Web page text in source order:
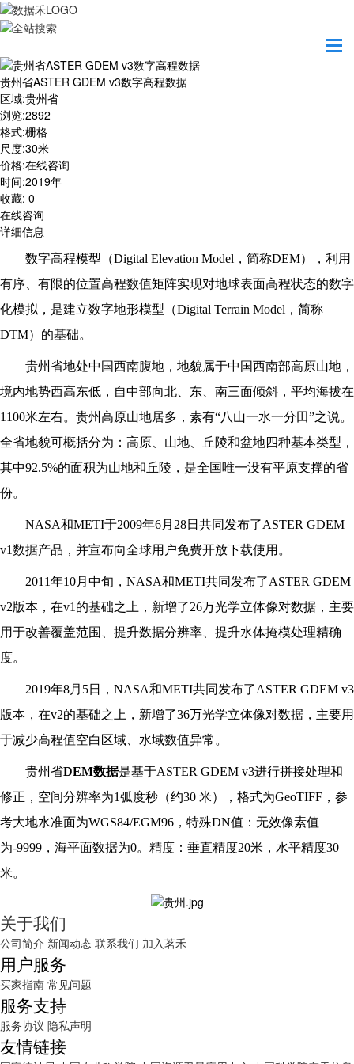
贵州省ASTER GDEM v3数字高程数据
区域:贵州省
浏览:2892
格式:栅格
尺度:30米
价格:在线咨询
时间:2019年
收藏: 0
在线咨询
详细信息
数字高程模型（Digital Elevation Model，简称DEM），利用
有序、有限的位置高程数值矩阵实现对地球表面高程状态的数字
化模拟，是建立数字地形模型（Digital Terrain Model，简称
DTM）的基础。
贵州省地处中国西南腹地，地貌属于中国西南部高原山地，
境内地势西高东低，自中部向北、东、南三面倾斜，平均海拔在
1100米左右。贵州高原山地居多，素有“八山一水一分田”之说。
全省地貌可概括分为：高原、山地、丘陵和盆地四种基本类型，
其中92.5%的面积为山地和丘陵，是全国唯一没有平原支撑的省
份。
NASA和METI于2009年6月28日共同发布了ASTER GDEM
v1数据产品，并宣布向全球用户免费开放下载使用。
2011年10月中旬，NASA和METI共同发布了ASTER GDEM
v2版本，在v1的基础之上，新增了26万光学立体像对数据，主要
用于改善覆盖范围、提升数据分辨率、提升水体掩模处理精确
度。
2019年8月5日，NASA和METI共同发布了ASTER GDEM v3
版本，在v2的基础之上，新增了36万光学立体像对数据，主要用
于减少高程值空白区域、水域数值异常。
贵州省DEM数据是基于ASTER GDEM v3进行拼接处理和
修正，空间分辨率为1弧度秒（约30 米），格式为GeoTIFF，参
考大地水准面为WGS84/EGM96，特殊DN值：无效像素值
为-9999，海平面数据为0。精度：垂直精度20米，水平精度30
米。
关于我们
公司简介 新闻动态 联系我们 加入茗禾
用户服务
买家指南 常见问题
服务支持
服务协议 隐私声明
友情链接